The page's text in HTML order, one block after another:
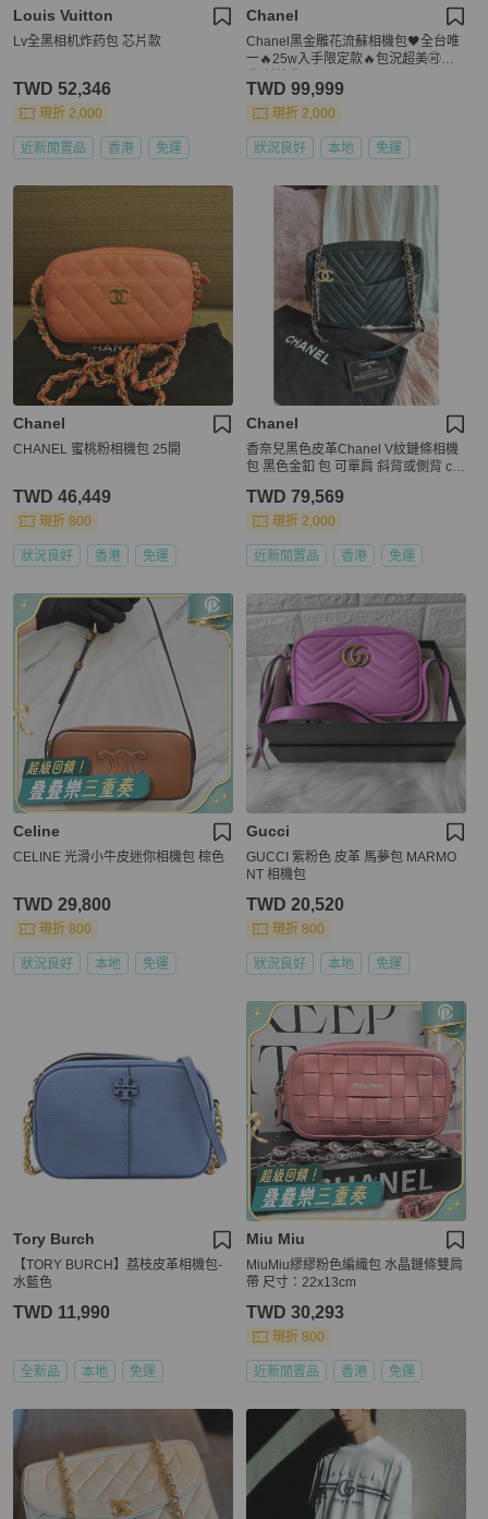
Louis Vuitton
Lv全黑相机炸药包 芯片款
TWD 52,346
現折 2,000
近新閒置品 香港 免運
Chanel
Chanel黑金雕花流蘇相機包🖤全台唯
一🔥25w入手限定款🔥包況超美🉑肩
TWD 99,999
現折 2,000
狀況良好 本地 免運
Chanel
CHANEL 蜜桃粉相機包 25開
TWD 46,449
現折 800
狀況良好 香港 免運
Chanel
香奈兒黑色皮革Chanel V紋鏈條相機
包 黑色金釦 包 可單肩 斜背或側背 ch
rossbody bag / shoulder bag
TWD 79,569
現折 2,000
近新閒置品 香港 免運
Celine
CELINE 光滑小牛皮迷你相機包 棕色
TWD 29,800
現折 800
狀況良好 本地 免運
Gucci
GUCCI 紫粉色 皮革 馬夢包 MARMO
NT 相機包
TWD 20,520
現折 800
狀況良好 本地 免運
Tory Burch
【TORY BURCH】荔枝皮革相機包-
水藍色
TWD 11,990
全新品 本地 免運
Miu Miu
MiuMiu繆繆粉色編織包 水晶鏈條雙肩
帶 尺寸：22x13cm
TWD 30,293
現折 800
近新閒置品 香港 免運